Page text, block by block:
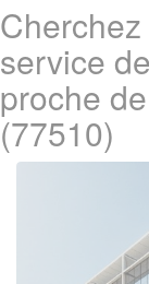
service
proche
(77510)